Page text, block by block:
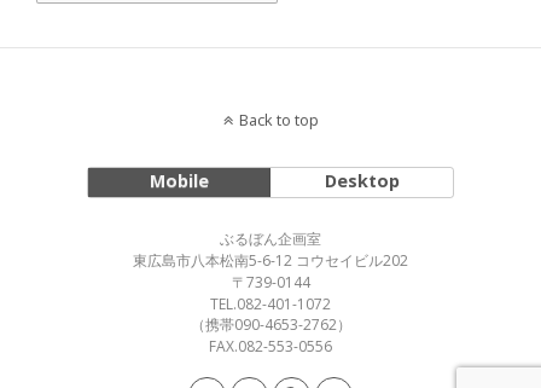
Back to top
Mobile Desktop
ぶるぼん企画室
東広島市八本松南5-6-12 コウセイビル202
〒739-0144
TEL.082-401-1072
（携帯090-4653-2762）
FAX.082-553-0556